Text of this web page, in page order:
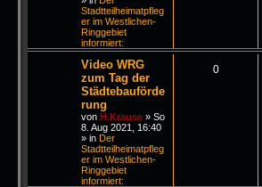
Stadtteilheimatpfleg
er im Westlichen-
Ringgebiet
informiert:
Video WRG
zum Tag der
Städtebauförde
rung
von H.Krause » So
8. Aug 2021, 16:40
» in Der
Stadtteilheimatpfleg
er im Westlichen-
Ringgebiet
informiert:
0